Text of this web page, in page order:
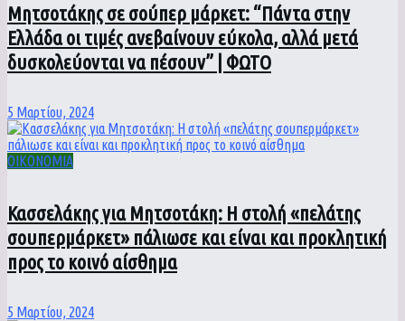
Μητσοτάκης σε σούπερ μάρκετ: “Πάντα στην
Ελλάδα οι τιμές ανεβαίνουν εύκολα, αλλά μετά
δυσκολεύονται να πέσουν” | ΦΩΤΟ
5 Μαρτίου, 2024
ΟΙΚΟΝΟΜΙΑ
Κασσελάκης για Μητσοτάκη: Η στολή «πελάτης
σουπερμάρκετ» πάλιωσε και είναι και προκλητική
προς το κοινό αίσθημα
5 Μαρτίου, 2024